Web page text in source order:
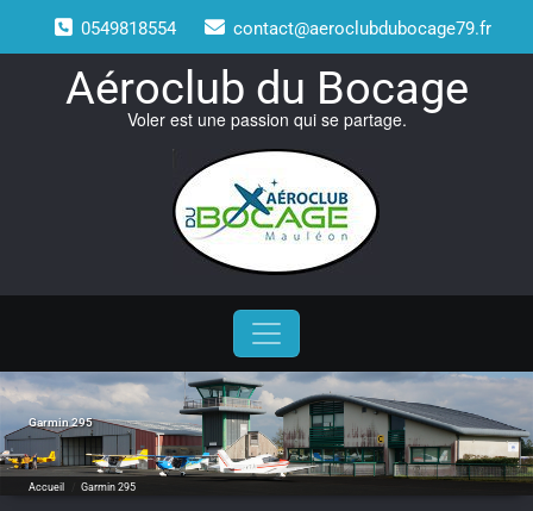
content
0549818554 contact@aeroclubdubocage79.fr
Aéroclub du Bocage
Voler est une passion qui se partage.
Garmin 295
Accueil Garmin 295